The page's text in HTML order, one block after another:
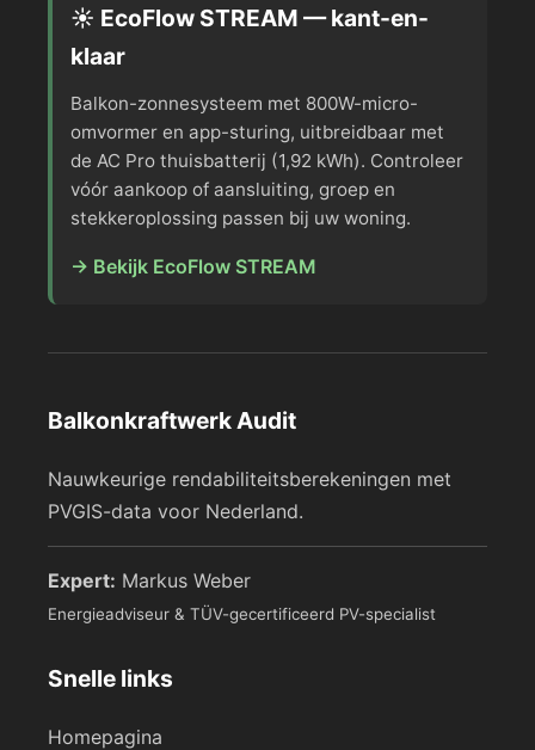
☀️ EcoFlow STREAM — kant-en-
klaar
Balkon-zonnesysteem met 800W-micro-
omvormer en app-sturing, uitbreidbaar met
de AC Pro thuisbatterij (1,92 kWh). Controleer
vóór aankoop of aansluiting, groep en
stekkeroplossing passen bij uw woning.
→ Bekijk EcoFlow STREAM
Balkonkraftwerk Audit
Nauwkeurige rendabiliteitsberekeningen met
PVGIS-data voor Nederland.
Expert: Markus Weber
Energieadviseur & TÜV-gecertificeerd PV-specialist
Snelle links
Homepagina